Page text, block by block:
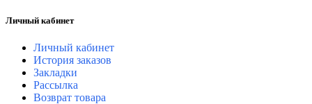
Личный кабинет
Личный кабинет
История заказов
Закладки
Рассылка
Возврат товара